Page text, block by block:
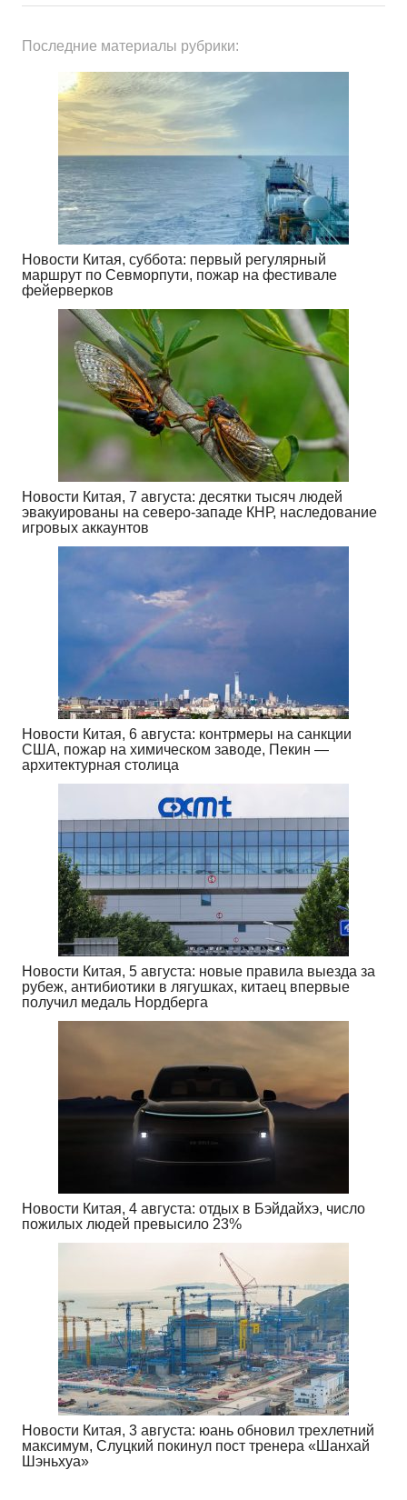
Последние материалы рубрики:
Новости Китая, суббота: первый регулярный
маршрут по Севморпути, пожар на фестивале
фейерверков
Новости Китая, 7 августа: десятки тысяч людей
эвакуированы на северо-западе КНР, наследование
игровых аккаунтов
Новости Китая, 6 августа: контрмеры на санкции
США, пожар на химическом заводе, Пекин —
архитектурная столица
Новости Китая, 5 августа: новые правила выезда за
рубеж, антибиотики в лягушках, китаец впервые
получил медаль Нордберга
Новости Китая, 4 августа: отдых в Бэйдайхэ, число
пожилых людей превысило 23%
Новости Китая, 3 августа: юань обновил трехлетний
максимум, Слуцкий покинул пост тренера «Шанхай
Шэньхуа»